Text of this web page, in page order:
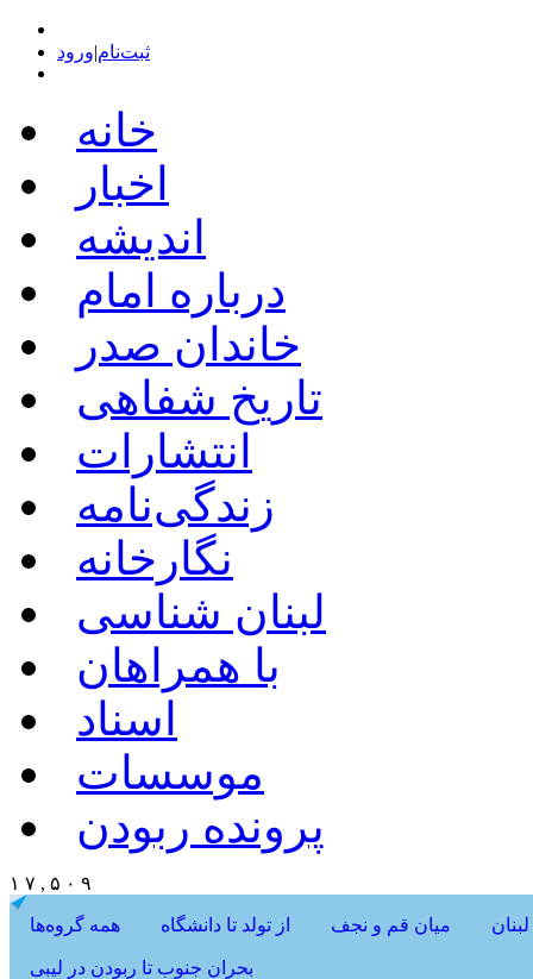
ثبت‌نام|ورود
خانه
اخبار
اندیشه
درباره امام
خاندان صدر
تاریخ شفاهی
انتشارات
زندگی‌نامه
نگارخانه
لبنان شناسی
با همراهان
اسناد
موسسات
پرونده ربودن
۱ ۷ , ۵ ۰ ۹
همه گروه‌ها از تولد تا دانشگاه میان قم و نجف
بحران جنوب تا ربودن در لیبی